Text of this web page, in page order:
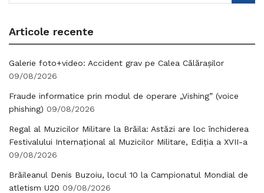
Articole recente
Galerie foto+video: Accident grav pe Calea Călărașilor
09/08/2026
Fraude informatice prin modul de operare „Vishing” (voice
phishing) 09/08/2026
Regal al Muzicilor Militare la Brăila: Astăzi are loc închiderea
Festivalului Internațional al Muzicilor Militare, Ediția a XVII-a
09/08/2026
Brăileanul Denis Buzoiu, locul 10 la Campionatul Mondial de
atletism U20 09/08/2026